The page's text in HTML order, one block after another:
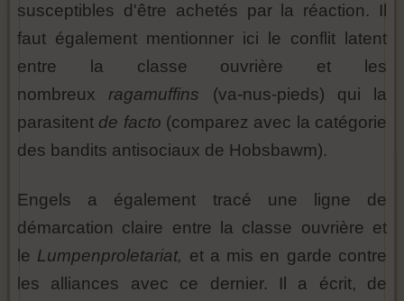
susceptibles d'être achetés par la réaction. Il
faut également mentionner ici le conflit latent
entre la classe ouvrière et les
nombreuxragamuffins (va-nus-pieds)
qui la
parasitent de facto (comparez avec la catégorie
des bandits antisociaux de Hobsbawm).
Engels a également tracé une ligne de
démarcation claire entre la classe ouvrière et
le Lumpenproletariat, et a mis en garde contre
les alliances avec ce dernier. Il a écrit, de